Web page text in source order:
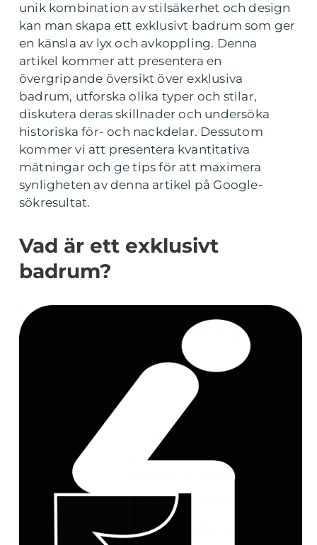
unik kombination av stilsäkerhet och design
kan man skapa ett exklusivt badrum som ger
en känsla av lyx och avkoppling. Denna
artikel kommer att presentera en
övergripande översikt över exklusiva
badrum, utforska olika typer och stilar,
diskutera deras skillnader och undersöka
historiska för- och nackdelar. Dessutom
kommer vi att presentera kvantitativa
mätningar och ge tips för att maximera
synligheten av denna artikel på Google-
sökresultat.
Vad är ett exklusivt
badrum?